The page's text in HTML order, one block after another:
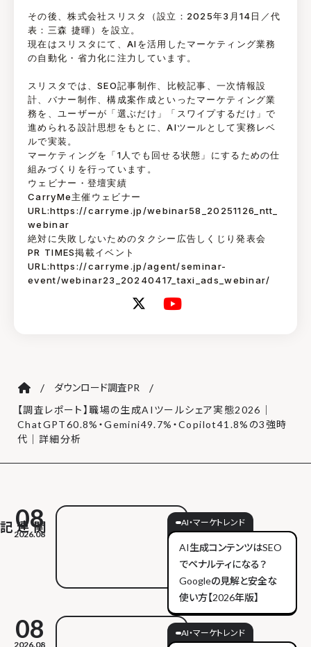
その後、株式会社スリスタ（設立：2025年3月14日／代
表：三森 捷暉）を設立。
現在はスリスタにて、AIを活用したマーケティング業務
の自動化・省力化に注力しています。
スリスタでは、SEO記事制作、比較記事、一次情報設
計、バナー制作、構成案作成といったマーケティング業
務を、ユーザーが「選ぶだけ」「スワイプするだけ」で
進められる設計思想をもとに、AIツールとして実務レベ
ルで実装。
マーケティングを「1人でも回せる状態」にするための仕
組みづくりを行っています。
ウェビナー・登壇実績
CarryMe主催ウェビナー
URL:https://carryme.jp/webinar58_20251126_ntt_
webinar
絶対に失敗しないためのタクシー広告しくじり発表会
PR TIMES掲載イベント
URL:https://carryme.jp/agent/seminar-
event/webinar23_20240417_taxi_ads_webinar/
/ ダウンロード調査PR /
【調査レポート】職場の生成AIツールシェア実態2026｜
ChatGPT60.8%・Gemini49.7%・Copilot41.8%の3強時
代｜詳細分析
08
2026.08
AI・マーケトレンド
AI生成コンテンツはSEO
でペナルティになる？
Googleの見解と安全な
使い方【2026年版】
08
2026.08
AI・マーケトレンド